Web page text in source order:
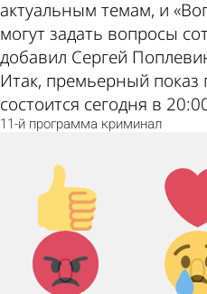
актуальным темам, и
могут задать вопросы
добавил Сергей
Итак, премьерный показ
состоится сегодня в
11-й программа криминал
Палец
вверх!
0 0
Агрессия!
(